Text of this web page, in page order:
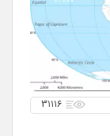
۳۱۱۱۶